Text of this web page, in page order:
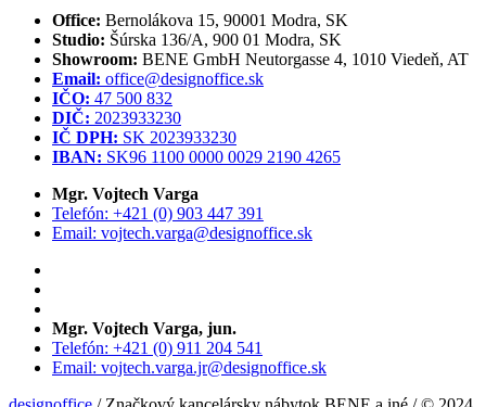
Office: Bernolákova 15, 90001 Modra, SK
Studio: Šúrska 136/A, 900 01 Modra, SK
Showroom: BENE GmbH Neutorgasse 4, 1010 Viedeň, AT
Email: office@designoffice.sk
IČO: 47 500 832
DIČ: 2023933230
IČ DPH: SK 2023933230
IBAN: SK96 1100 0000 0029 2190 4265
Mgr. Vojtech Varga
Telefón: +421 (0) 903 447 391
Email: vojtech.varga@designoffice.sk
Mgr. Vojtech Varga, jun.
Telefón: +421 (0) 911 204 541
Email: vojtech.varga.jr@designoffice.sk